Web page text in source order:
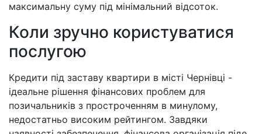
максимальну суму під мінімальний відсоток.
Коли зручно користуватися
послугою
Кредити під заставу квартири в місті Чернівці -
ідеальне рішення фінансових проблем для
позичальників з простроченням в минулому,
недостатньо високим рейтингом. Завдяки